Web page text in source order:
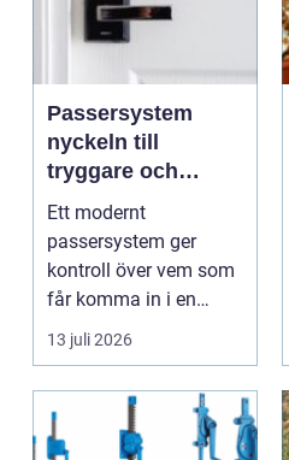
Passersystem
nyckeln till
tryggare och
smidigare tillträde
Ett modernt
passersystem ger
kontroll över vem som
får komma in i en
byggnad, när de får
komma in oc...
13 juli 2026